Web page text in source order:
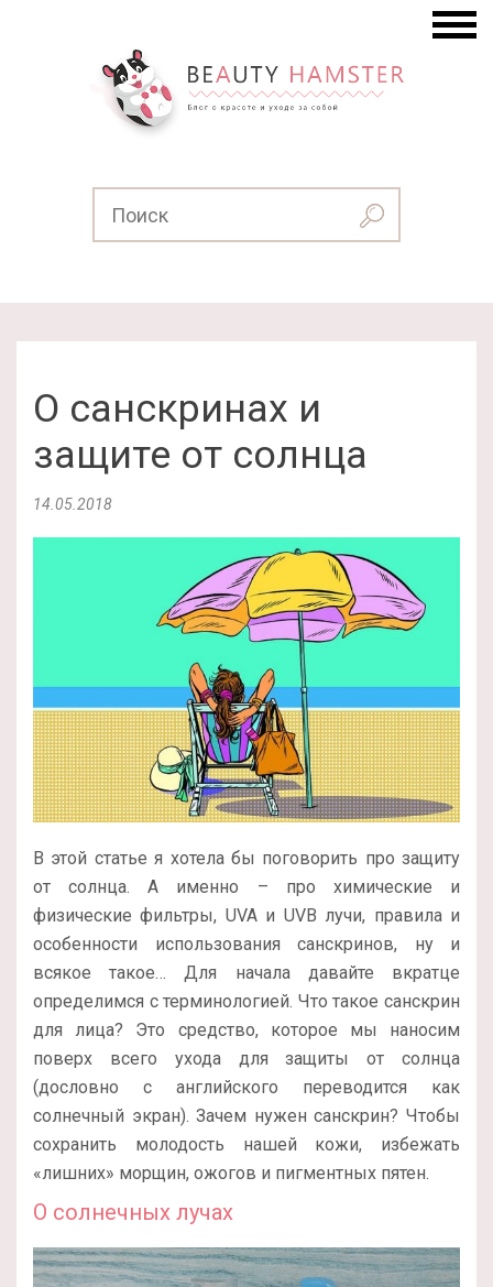
О санскринах и
защите от солнца
14.05.2018
В этой статье я хотела бы поговорить про защиту
от солнца. А именно – про химические и
физические фильтры, UVA и UVB лучи, правила и
особенности использования санскринов, ну и
всякое такое… Для начала давайте вкратце
определимся с терминологией. Что такое санскрин
для лица? Это средство, которое мы наносим
поверх всего ухода для защиты от солнца
(дословно с английского переводится как
солнечный экран). Зачем нужен санскрин? Чтобы
сохранить молодость нашей кожи, избежать
«лишних» морщин, ожогов и пигментных пятен.
О солнечных лучах